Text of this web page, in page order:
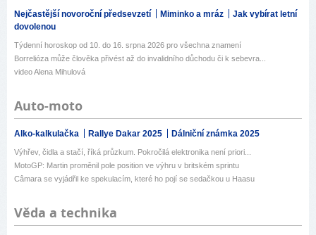
Nejčastější novoroční předsevzetí Miminko a mráz
Jak vybírat letní
dovolenou
Týdenní horoskop od 10. do 16. srpna 2026 pro všechna znamení
Borrelióza může člověka přivést až do invalidního důchodu či k sebevra...
video Alena Mihulová
Auto-moto
Alko-kalkulačka Rallye Dakar 2025 Dálniční známka 2025
Výhřev, čidla a stačí, říká průzkum. Pokročilá elektronika není priori...
MotoGP: Martin proměnil pole position ve výhru v britském sprintu
Câmara se vyjádřil ke spekulacím, které ho pojí se sedačkou u Haasu
Věda a technika